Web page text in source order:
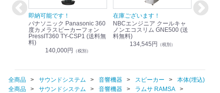
即納可能です！
パナソニック Panasonic 360
度カメラスピーカーフォン
PressIT360 TY-CSP1 (送料無
料)
140,000円 （税別）
在庫ございます！
NBCエンジニア クールキャ
ノンエコスリム GNE500 (送
料無料)
134,545円 （税別）
即納可
全商品 サウンドシステム 音響機器 スピーカー
本体(埋込)
全商品
サウンドシステム 音響機器
ラムサ RAMSA